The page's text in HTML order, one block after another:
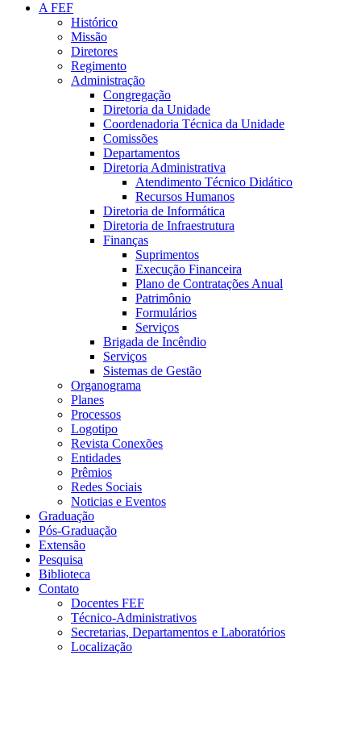
A FEF
Histórico
Missão
Diretores
Regimento
Administração
Congregação
Diretoria da Unidade
Coordenadoria Técnica da Unidade
Comissões
Departamentos
Diretoria Administrativa
Atendimento Técnico Didático
Recursos Humanos
Diretoria de Informática
Diretoria de Infraestrutura
Finanças
Suprimentos
Execução Financeira
Plano de Contratações Anual
Patrimônio
Formulários
Serviços
Brigada de Incêndio
Serviços
Sistemas de Gestão
Organograma
Planes
Processos
Logotipo
Revista Conexões
Entidades
Prêmios
Redes Sociais
Noticias e Eventos
Graduação
Pós-Graduação
Extensão
Pesquisa
Biblioteca
Contato
Docentes FEF
Técnico-Administrativos
Secretarias, Departamentos e Laboratórios
Localização